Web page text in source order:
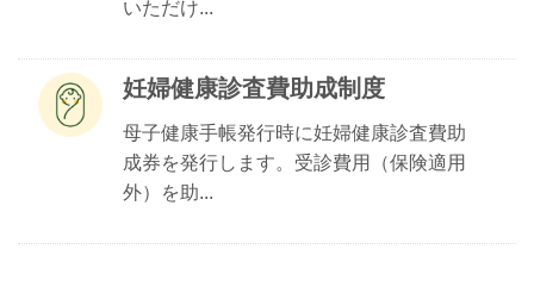
いただけ...
妊婦健康診査費助成制度
母子健康手帳発行時に妊婦健康診査費助
成券を発行します。受診費用（保険適用
外）を助...